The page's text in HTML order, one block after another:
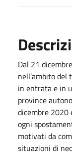
Dal 21
nell’ambito
in entrata e in
province
dicembre
ogni
motivati da
situazioni di